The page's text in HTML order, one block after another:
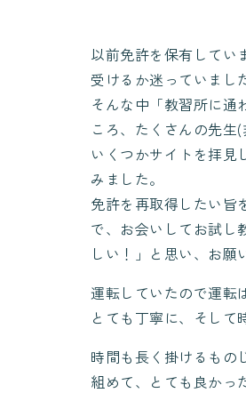
以前免許を保有してい
受けるか迷っていまし
そんな中「教習所に通
ころ、たくさんの先生
いくつかサイトを拝見
みました。
免許を再取得したい旨
で、お会いしてお試し
しい！」と思い、お願
運転していたので運転
とても丁寧に、そして
時間も長く掛けるもの
組めて、とても良かっ